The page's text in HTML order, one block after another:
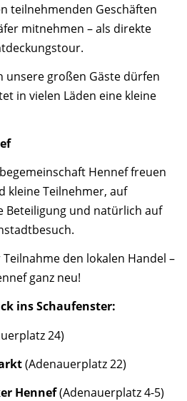
teilnehmenden Geschäften
mitnehmen – als direkte
unsere großen Gäste dürfen
in vielen Läden eine kleine
Hennef freuen
kleine Teilnehmer, auf
Beteiligung und natürlich auf
den lokalen Handel –
ganz neu!
ins Schaufenster:
24)
(Adenauerplatz 22)
Hennef(Adenauerplatz 4-5)